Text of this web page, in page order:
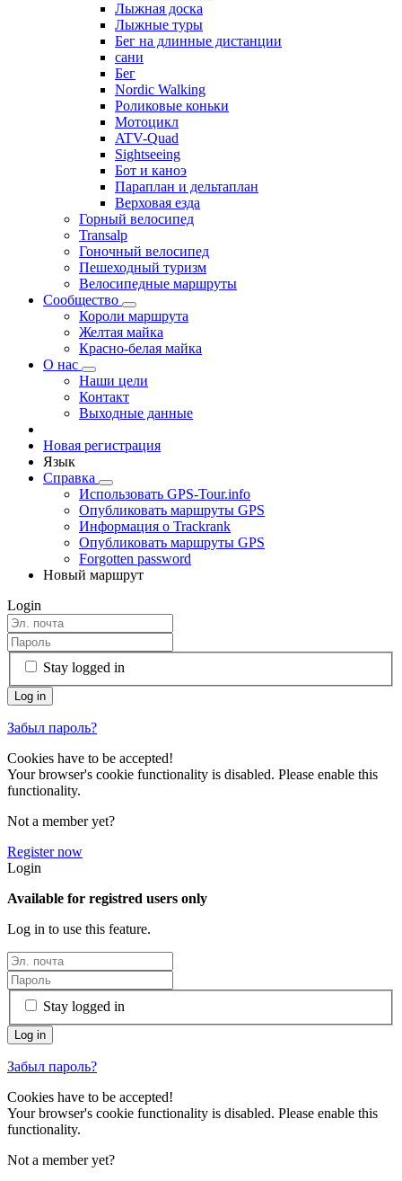
Лыжная доска
Лыжные туры
Бег на длинные дистанции
сани
Бег
Nordic Walking
Роликовые коньки
Мотоцикл
ATV-Quad
Sightseeing
Бот и каноэ
Параплан и дельтаплан
Верховая езда
Горный велосипед
Transalp
Гоночный велосипед
Пешеходный туризм
Велосипедные маршруты
Сообщество
Короли маршрута
Желтая майка
Красно-белая майка
О нас
Наши цели
Контакт
Выходные данные
Новая регистрация
Язык
Справка
Использовать GPS-Tour.info
Опубликовать маршруты GPS
Информация о Trackrank
Опубликовать маршруты GPS
Forgotten password
Новый маршрут
Login
Stay logged in
Забыл пароль?
Cookies have to be accepted!
Your browser's cookie functionality is disabled. Please enable this
functionality.
Not a member yet?
Register now
Login
Available for registred users only
Log in to use this feature.
Stay logged in
Забыл пароль?
Cookies have to be accepted!
Your browser's cookie functionality is disabled. Please enable this
functionality.
Not a member yet?